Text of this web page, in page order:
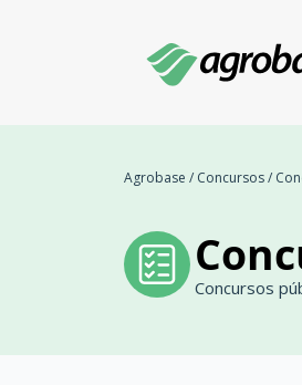
Agrobase / Concursos/
Concursos